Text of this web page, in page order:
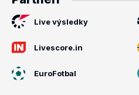
Live výsledky
Livescore.in
EuroFotbal